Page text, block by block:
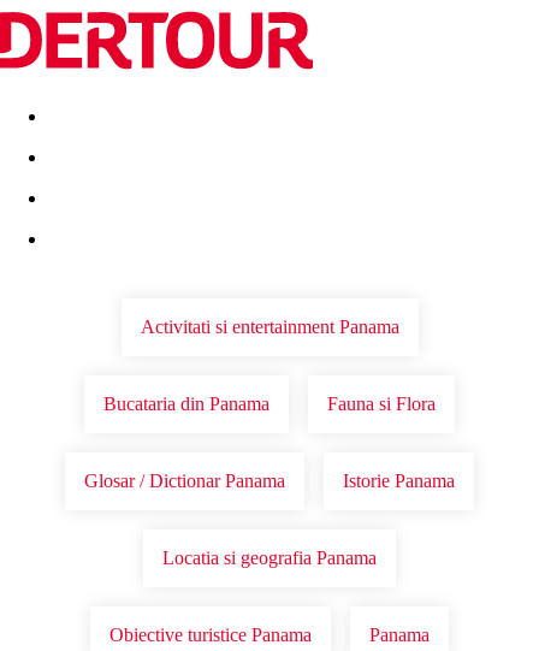
Destinatii Vacanta perfecta OFERTE DE NERATAT
Activitati si entertainment Panama
Bucataria din Panama Fauna si Flora
Glosar / Dictionar Panama Istorie Panama
Locatia si geografia Panama
Obiective turistice Panama Panama